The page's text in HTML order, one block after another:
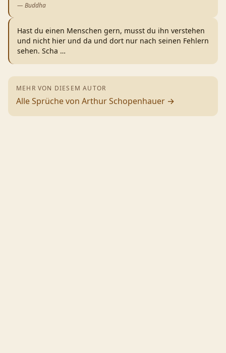
— Buddha
Hast du einen Menschen gern, musst du ihn verstehen
und nicht hier und da und dort nur nach seinen Fehlern
sehen. Scha …
MEHR VON DIESEM AUTOR
Alle Sprüche von Arthur Schopenhauer →